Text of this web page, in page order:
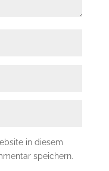
in diesem
speichern.